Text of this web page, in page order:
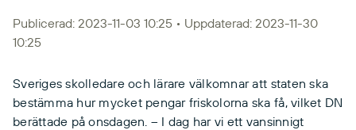
Publicerad: 2023-11-03 10:25 • Uppdaterad: 2023-11-30
10:25
Sveriges skolledare och lärare välkomnar att staten ska
bestämma hur mycket pengar friskolorna ska få, vilket DN
berättade på onsdagen. – I dag har vi ett vansinnigt